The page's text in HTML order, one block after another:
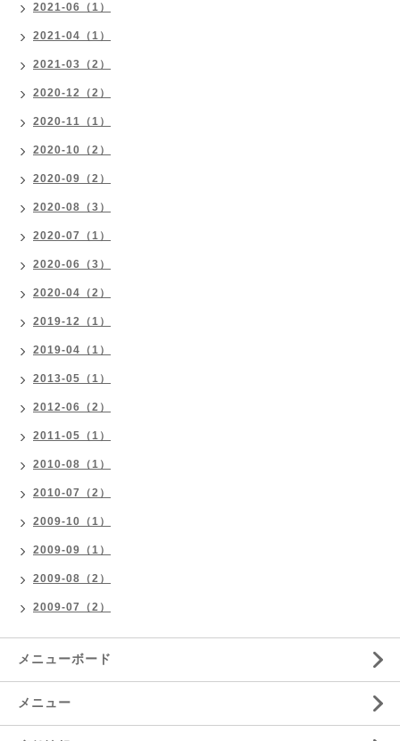
2021-06（1）
2021-04（1）
2021-03（2）
2020-12（2）
2020-11（1）
2020-10（2）
2020-09（2）
2020-08（3）
2020-07（1）
2020-06（3）
2020-04（2）
2019-12（1）
2019-04（1）
2013-05（1）
2012-06（2）
2011-05（1）
2010-08（1）
2010-07（2）
2009-10（1）
2009-09（1）
2009-08（2）
2009-07（2）
メニューボード
メニュー